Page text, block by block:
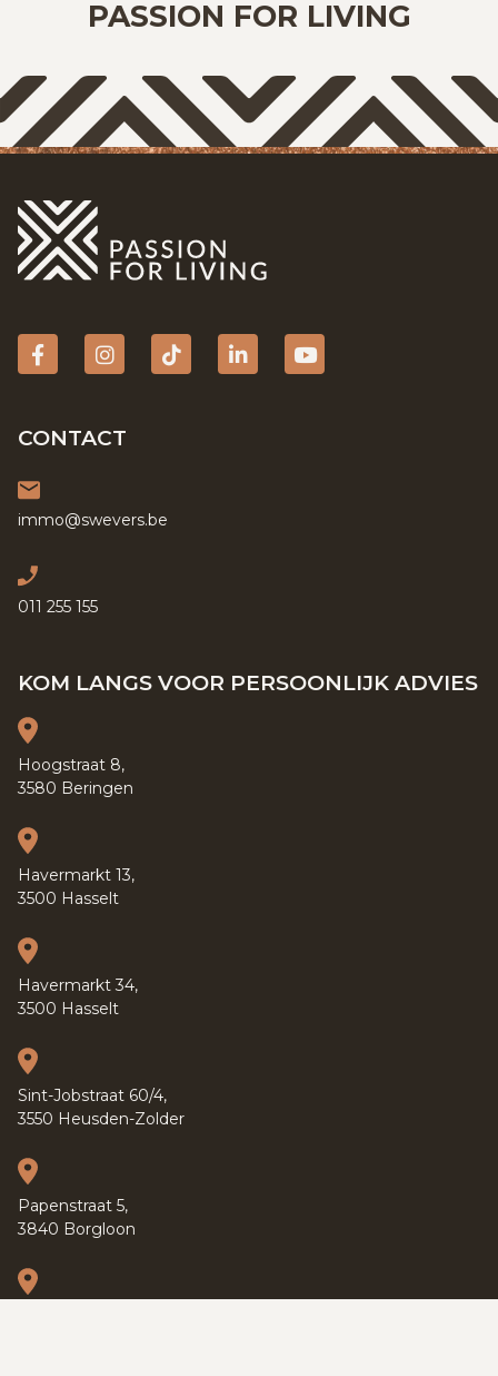
PASSION FOR LIVING
FacebookInstagram
tiktokLinkedinYouTube
CONTACT
immo@swevers.be
011 255 155
KOM LANGS VOOR PERSOONLIJK ADVIES
Hoogstraat 8,
3580 Beringen
Havermarkt 13,
3500 Hasselt
Havermarkt 34,
3500 Hasselt
Sint-Jobstraat 60/4,
3550 Heusden-Zolder
Papenstraat 5,
3840 Borgloon